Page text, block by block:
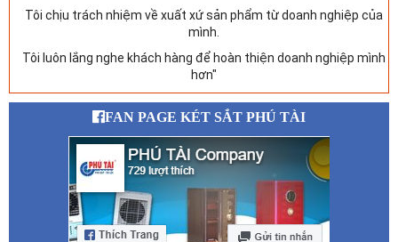
Tôi chịu trách nhiệm về xuất xứ sản phẩm từ doanh nghiệp của
mình.
Tôi luôn lắng nghe khách hàng để hoàn thiện doanh nghiệp mình
hơn"
FAN PAGE KÉT SẮT PHÚ TÀI